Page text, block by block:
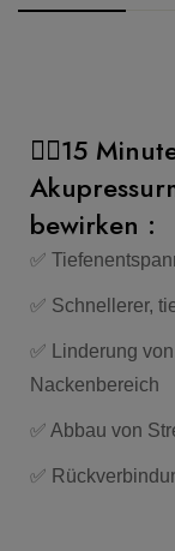
🧘‍♀️15
bewirken :
✅
✅ Schnellerer,
✅ Linderung
Nackenbereich
✅ Abbau von
✅